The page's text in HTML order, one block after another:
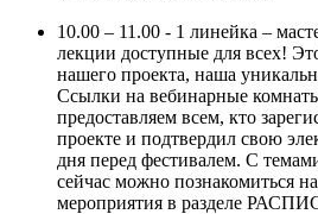
10.00 – 11.00 - 1 линейка –
лекции доступные для всех!
нашего проекта, наша
Ссылки на вебинарные
предоставляем всем, кто
проекте и подтвердил свою
дня перед фестивалем. С
сейчас можно познакомиться
мероприятия в разделе